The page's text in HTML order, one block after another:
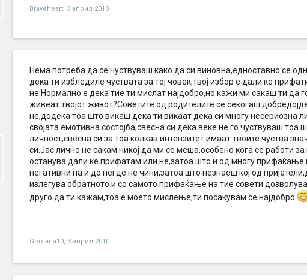
Braveheart, 3 април 2010
Нема потреба да се чуствуваш како да си виновна,едноставно се
дека ти избледиле чуствата за тој човек,твој избор е дали ке
не.Нормално е дека тие ти мислат најдобро,но кажи ми сакаш ти да
живеат твојот живот?Советите од родителите се секогаш
не,додека тоа што викаш дека ти викаат дека си многу несериозна
својата емотивна состојба,свесна си дека веќе не го чуствуваш тоа
личност,свесна си за тоа колкав интензитет имаат твоите чуства
си.Јас лично не сакам никој да ми се меша,особено кога се работи
останува дали ке прифатам или не,затоа што и од многу
негативни па и до негде не чини,затоа што незнаеш кој од
излегува обратното и со самото прифаќање на тие совети
друго да ти кажам,тоа е моето мислење,ти посакувам се најдобро
Gordana10, 3 април 2010